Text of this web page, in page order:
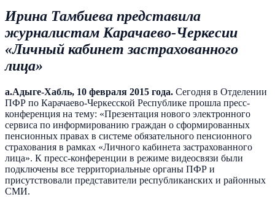
Ирина Тамбиева представила
журналистам Карачаево-Черкесии
«Личный кабинет застрахованного
лица»
а.Адыге-Хабль, 10 февраля 2015 года. Сегодня в Отделении
ПФР по Карачаево-Черкесской Республике прошла пресс-
конференция на тему: «Презентация нового электронного
сервиса по информированию граждан о сформированных
пенсионных правах в системе обязательного пенсионного
страхования в рамках «Личного кабинета застрахованного
лица». К пресс-конференции в режиме видеосвязи были
подключены все территориальные органы ПФР и
присутствовали представители республиканских и районных
СМИ.